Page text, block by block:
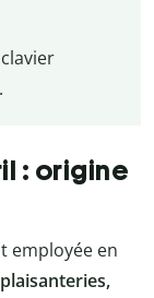
: origine
employée en
plaisanteries,